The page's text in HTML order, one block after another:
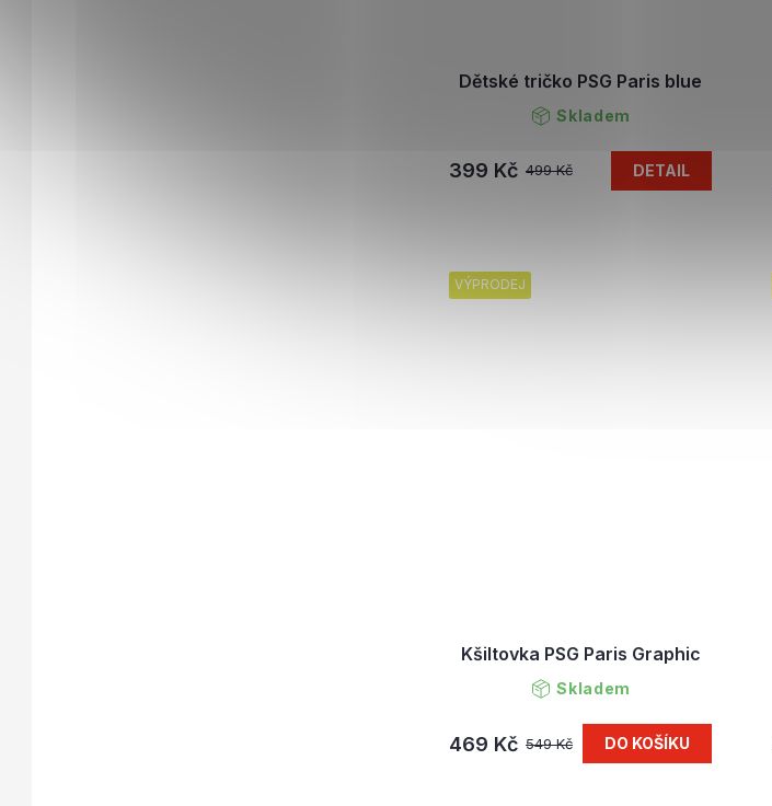
Dětské tričko PSG Paris blue
Skladem
499 Kč
399 Kč DETAIL
VÝPRODEJ
Kšiltovka PSG Paris Graphic
Skladem
549 Kč
469 Kč DO KOŠÍKU